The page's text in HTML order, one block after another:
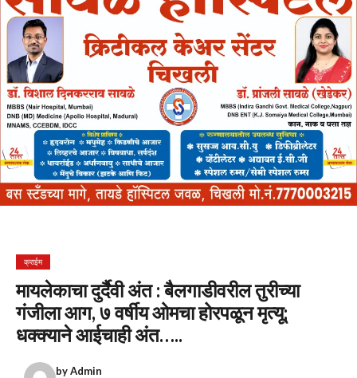
क्राईम
मायलेकाचा दुर्दैवी अंत : बैलगाडीवरील तुरीच्या
गंजीला आग, ७ वर्षीय ओमचा होरपळून मृत्यू;
धक्क्याने आईचाही अंत…..
byAdmin